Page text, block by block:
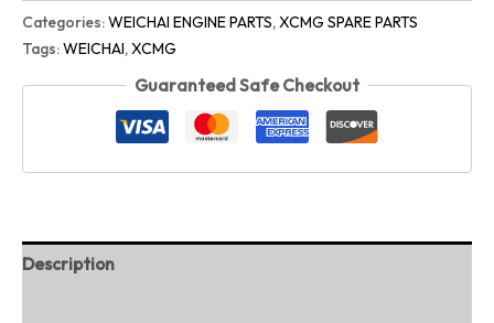
Categories:WEICHAI ENGINE PARTS,XCMG SPARE PARTS
Tags:WEICHAI,XCMG
Guaranteed Safe Checkout
Description